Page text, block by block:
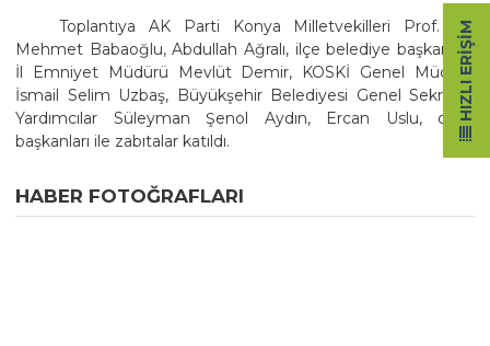
Toplantıya AK Parti Konya Milletvekilleri Prof. Dr.
Mehmet Babaoğlu, Abdullah Ağralı, ilçe belediye başkanları,
İl Emniyet Müdürü Mevlüt Demir, KOSKİ Genel Müdürü
İsmail Selim Uzbaş, Büyükşehir Belediyesi Genel Sekreter
Yardımcılar Süleyman Şenol Aydın, Ercan Uslu, daire
başkanları ile zabıtalar katıldı.
HABER FOTOĞRAFLARI
HIZLI ERIŞIM